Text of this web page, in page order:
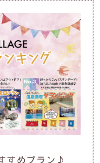
すめプラン♪